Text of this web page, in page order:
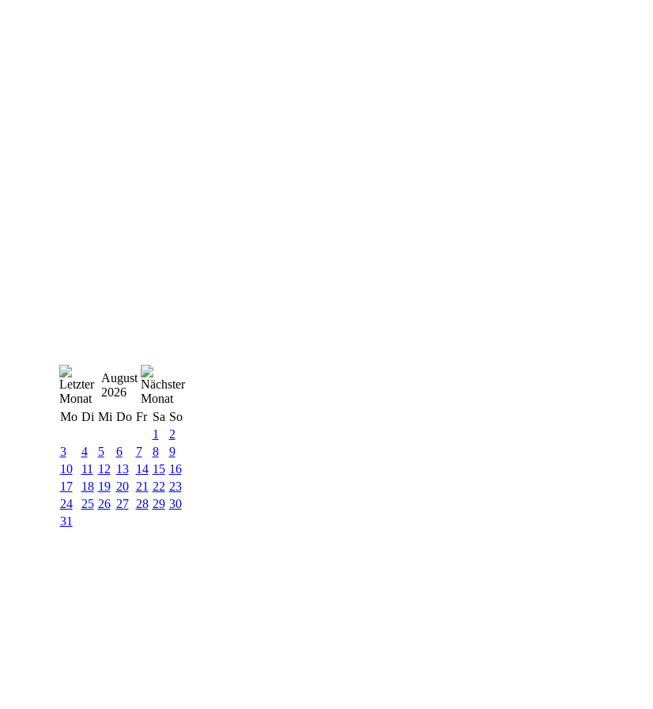
August
2026
Mo Di Mi Do Fr Sa So
1
2
3
4 5 6 7 8
9
10
11 12 13 14 15 16
17
18 19 20 21 22 23
24
25 26 27 28 29 30
31